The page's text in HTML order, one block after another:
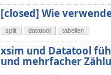
[closed] Wie
split datatool tabellen
xsim und Datatool
und mehrfacher